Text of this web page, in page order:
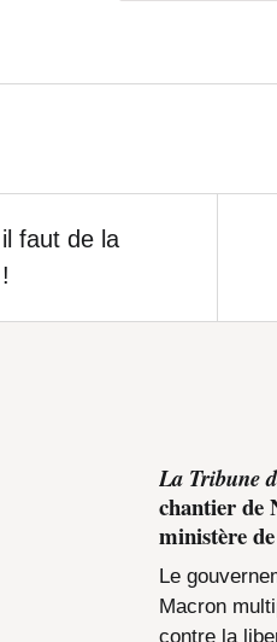
faut de la
La Tribune
chantier de
ministère
Le
Macron
contre la